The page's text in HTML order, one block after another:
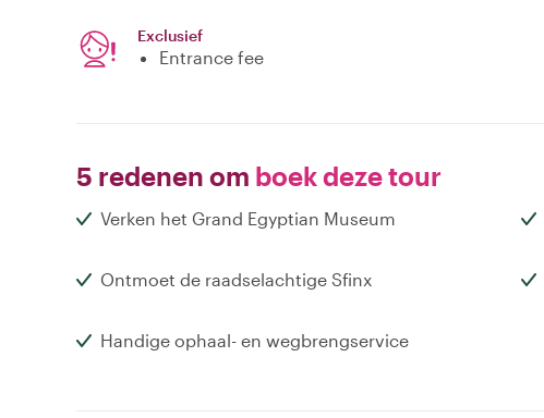
Exclusief
Entrance fee
5 redenen om boek deze tour
Verken het Grand Egyptian Museum
Ontmoet de raadselachtige Sfinx
Handige ophaal- en wegbrengservice